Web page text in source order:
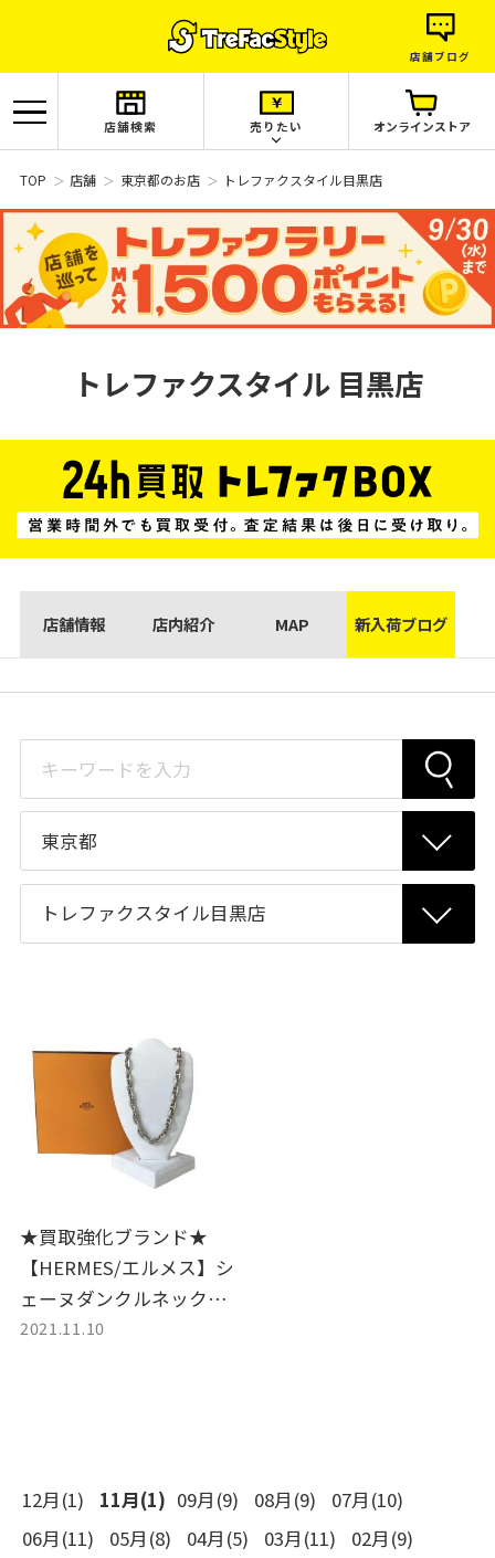
店舗ブログ
店舗検索 売りたい オンラインストア
TOP 店舗 東京都のお店 トレファクスタイル目黒店
トレファクスタイル 目黒店
店舗情報 店内紹介 MAP 新入荷ブログ
★買取強化ブランド★
【HERMES/エルメス】シ
ェーヌダンクルネックレ
ス お買取り致しました。
2021.11.10
12月(1) 11月(1) 09月(9) 08月(9)
07月(10)
06月(11)
05月(8) 04月(5) 03月(11)
02月(9)